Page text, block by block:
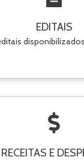
EDITAIS
RECEITAS E